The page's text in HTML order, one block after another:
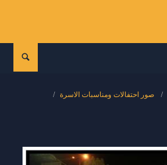
صور احتفالات ومناسبات الاسرة